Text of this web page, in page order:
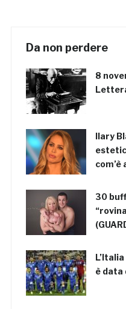
Da non perdere
8
Ilary
30
è data